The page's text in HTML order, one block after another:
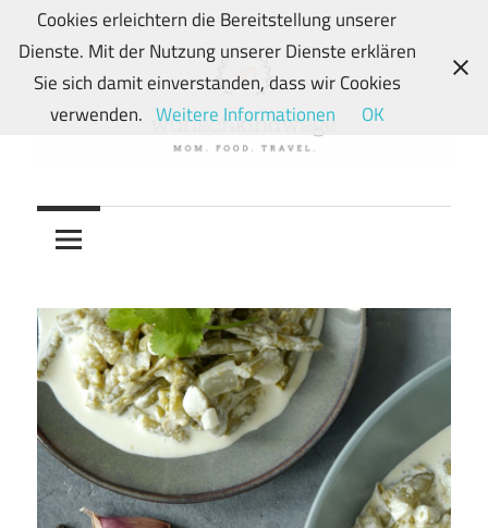
Zum
Inhalt
springen
wunschkindwege
Wunschkindern
und
Wegen:
Mein
Familien-,
Food-
und
Travelblog
Cookies erleichtern die Bereitstellung unserer
Dienste. Mit der Nutzung unserer Dienste erklären
Sie sich damit einverstanden, dass wir Cookies
verwenden. Weitere Informationen OK